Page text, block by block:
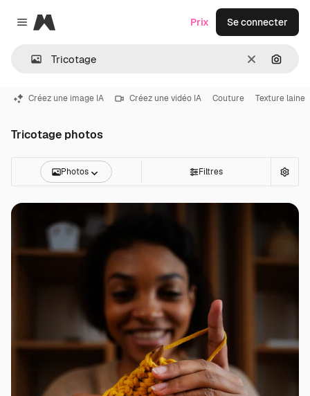
Close menu
Magnific
Effacer
Prix Se connecter
Créez une image IA Créez une vidéo IA Couture Texture laine
Tricotage photos
Photos Filtres